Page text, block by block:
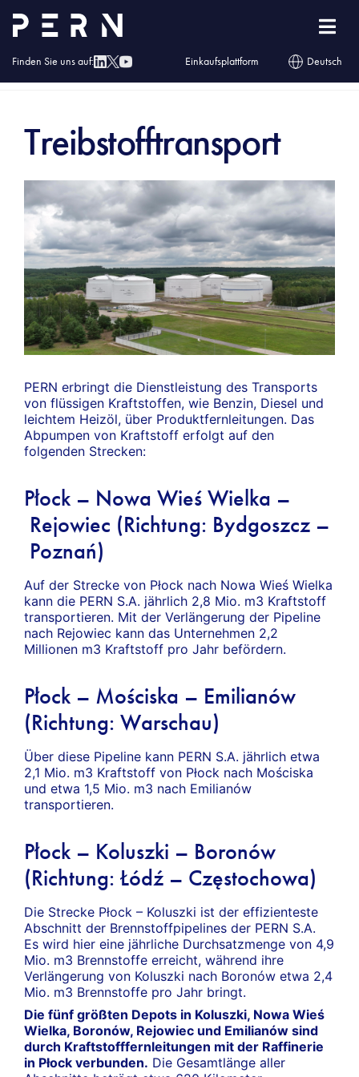
Finden Sie uns auf: Einkaufsplattform Deutsch
Treibstofftransport
PERN erbringt die Dienstleistung des Transports
von flüssigen Kraftstoffen, wie Benzin, Diesel und
leichtem Heizöl, über Produktfernleitungen. Das
Abpumpen von Kraftstoff erfolgt auf den
folgenden Strecken:
Płock – Nowa Wieś Wielka –
Rejowiec (Richtung: Bydgoszcz –
Poznań)
Auf der Strecke von Płock nach Nowa Wieś Wielka
kann die PERN S.A. jährlich 2,8 Mio. m3 Kraftstoff
transportieren. Mit der Verlängerung der Pipeline
nach Rejowiec kann das Unternehmen 2,2
Millionen m3 Kraftstoff pro Jahr befördern.
Płock – Mościska – Emilianów
(Richtung: Warschau)
Über diese Pipeline kann PERN S.A. jährlich etwa
2,1 Mio. m3 Kraftstoff von Płock nach Mościska
und etwa 1,5 Mio. m3 nach Emilianów
transportieren.
Płock – Koluszki – Boronów
(Richtung: Łódź – Częstochowa)
Die Strecke Płock – Koluszki ist der effizienteste
Abschnitt der Brennstoffpipelines der PERN S.A.
Es wird hier eine jährliche Durchsatzmenge von 4,9
Mio. m3 Brennstoffe erreicht, während ihre
Verlängerung von Koluszki nach Boronów etwa 2,4
Mio. m3 Brennstoffe pro Jahr bringt.
Die fünf größten Depots in Koluszki, Nowa Wieś
Wielka, Boronów, Rejowiec und Emilianów sind
durch Kraftstofffernleitungen mit der Raffinerie
in Płock verbunden. Die Gesamtlänge aller